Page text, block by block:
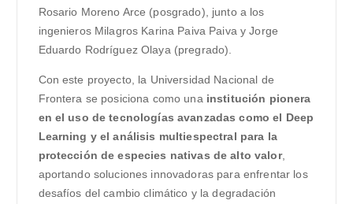
Rosario Moreno Arce (posgrado), junto a los
ingenieros Milagros Karina Paiva Paiva y Jorge
Eduardo Rodríguez Olaya (pregrado).
Con este proyecto, la Universidad Nacional de
Frontera se posiciona como una institución pionera
en el uso de tecnologías avanzadas como el Deep
Learning y el análisis multiespectral para la
protección de especies nativas de alto valor,
aportando soluciones innovadoras para enfrentar los
desafíos del cambio climático y la degradación